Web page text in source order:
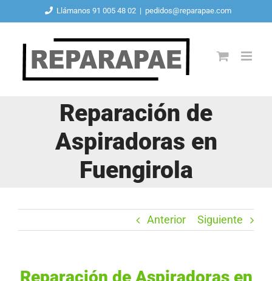
contenido
Llámanos 91 005 48 02 | pedidos@reparapae.com
Reparación de
Aspiradoras en
Fuengirola
Anterior Siguiente